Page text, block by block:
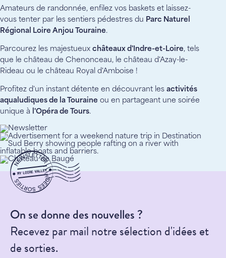
Amateurs de randonnée, enfilez vos baskets et laissez-
vous tenter par les sentiers pédestres du Parc Naturel
Régional Loire Anjou Touraine.
Parcourez les majestueux châteaux d'Indre-et-Loire, tels
que le château de Chenonceau, le château d'Azay-le-
Rideau ou le château Royal d'Amboise !
Profitez d'un instant détente en découvrant les activités
aqualudiques de la Touraine ou en partageant une soirée
unique à l'Opéra de Tours.
On se donne des nouvelles ?
Recevez par mail notre sélection d'idées et
de sorties.